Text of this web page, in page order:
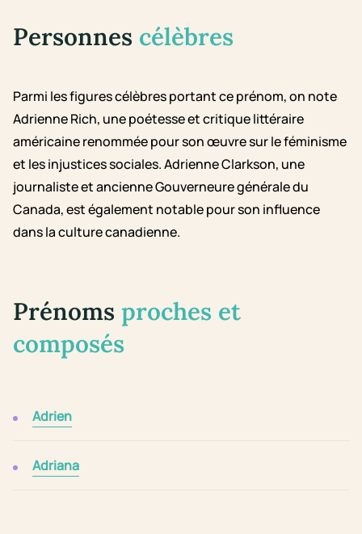
Personnes célèbres
Parmi les figures célèbres portant ce prénom, on note
Adrienne Rich, une poétesse et critique littéraire
américaine renommée pour son œuvre sur le féminisme
et les injustices sociales. Adrienne Clarkson, une
journaliste et ancienne Gouverneure générale du
Canada, est également notable pour son influence
dans la culture canadienne.
Prénoms proches et
composés
Adrien
Adriana